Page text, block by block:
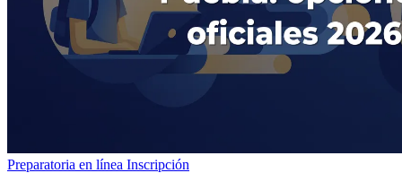
Preparatoria en línea Inscripción